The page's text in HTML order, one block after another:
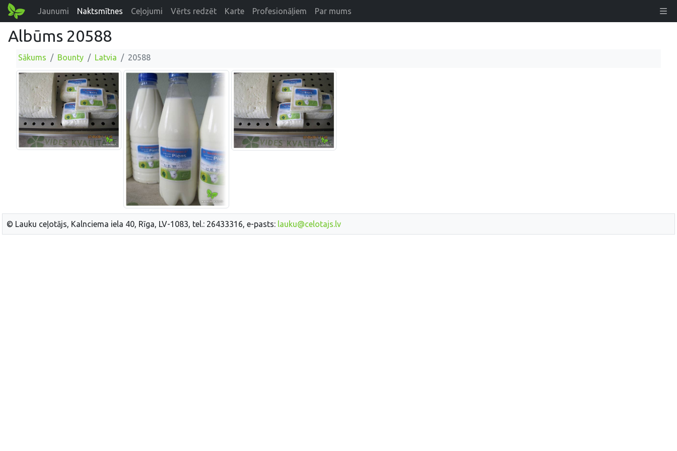
Jaunumi Naktsmītnes Ceļojumi Vērts redzēt Karte Profesionāļiem Par mums
Albūms 20588
Sākums Bounty Latvia 20588
© Lauku ceļotājs, Kalnciema iela 40, Rīga, LV-1083, tel.: 26433316, e-pasts: lauku@celotajs.lv